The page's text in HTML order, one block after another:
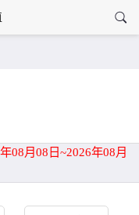
08月08日~2026年08月